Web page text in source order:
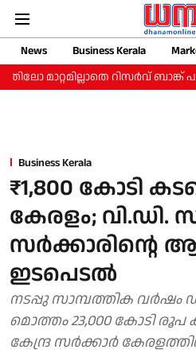
News Business Kerala
റിസർവ് ബാങ്ക്
Business Kerala
₹1,800 കോടി
കേരളം; വി.ഡി.
സര്‍ക്കാരിന്റെ
ഇടപെടല്‍
നടപ്പു സാമ്പത്തിക വര്‍ഷം
മൊത്തം 23,000 കോടി
കേന്ദ്ര സര്‍ക്കാര്‍